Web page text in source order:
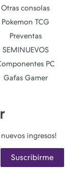
Otras consolas
Pokemon TCG
Preventas
SEMINUEVOS
PC
Gafas Gamer
ingresos!
Suscribirme